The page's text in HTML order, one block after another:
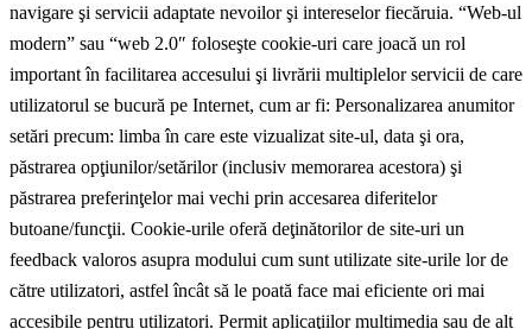
navigare şi servicii adaptate nevoilor şi intereselor fiecăruia. “Web-ul
modern” sau “web 2.0″ foloseşte cookie-uri care joacă un rol
important în facilitarea accesului şi livrării multiplelor servicii de care
utilizatorul se bucură pe Internet, cum ar fi: Personalizarea anumitor
setări precum: limba în care este vizualizat site-ul, data şi ora,
păstrarea opţiunilor/setărilor (inclusiv memorarea acestora) şi
păstrarea preferinţelor mai vechi prin accesarea diferitelor
butoane/funcţii. Cookie-urile oferă deţinătorilor de site-uri un
feedback valoros asupra modului cum sunt utilizate site-urile lor de
către utilizatori, astfel încât să le poată face mai eficiente ori mai
accesibile pentru utilizatori. Permit aplicaţiilor multimedia sau de alt